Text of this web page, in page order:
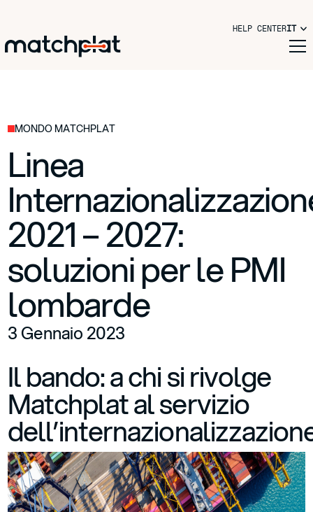
HELP CENTERIT
MONDO MATCHPLAT
Linea
2021 – 2027:
soluzioni per le PMI
lombarde
3 Gennaio 2023
Il bando: a chi si rivolge
Matchplat al servizio